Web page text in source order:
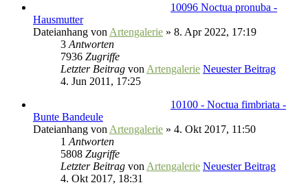
10096 Noctua pronuba -
Hausmutter
Dateianhang von Artengalerie » 8. Apr 2022, 17:19
3 Antworten
7936 Zugriffe
Letzter Beitrag von Artengalerie Neuester Beitrag
4. Jun 2011, 17:25
10100 - Noctua fimbriata -
Bunte Bandeule
Dateianhang von Artengalerie » 4. Okt 2017, 11:50
1 Antworten
5808 Zugriffe
Letzter Beitrag von Artengalerie Neuester Beitrag
4. Okt 2017, 18:31